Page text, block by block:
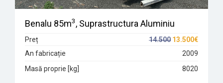
Benalu 85m3, Suprastructura Aluminiu
Preț 14.500 13.500€
An fabricație
2009
Masă proprie [kg]
8020